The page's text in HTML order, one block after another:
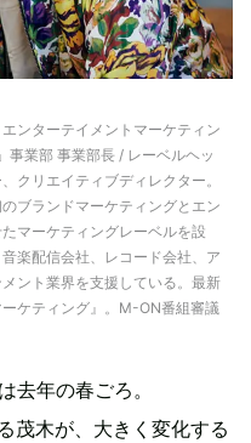
ンターテイメントマーケティン
業部 事業部長 / レーベルヘッ
クリエイティブディレクター。
ブランドマーケティングとエン
マーケティングレーベルを設
楽配信会社、レコード会社、ア
ント業界を支援している。最新
ケティング』。M-ON番組審議
去年の春ごろ。
茂木が、大きく変化する